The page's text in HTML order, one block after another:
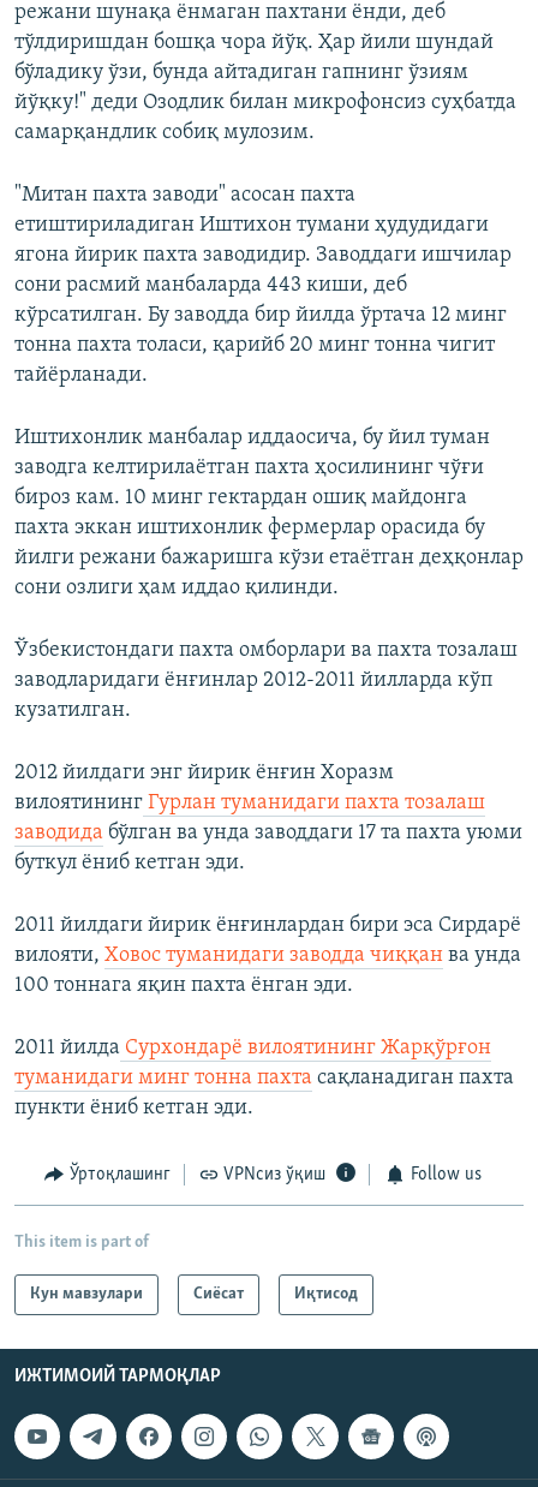
режани шунақа ёнмаган пахтани ёнди, деб
тўлдиришдан бошқа чора йўқ. Ҳар йили шундай
бўладику ўзи, бунда айтадиган гапнинг ўзиям
йўқку!" деди Озодлик билан микрофонсиз суҳбатда
самарқандлик собиқ мулозим.
"Митан пахта заводи" асосан пахта
етиштириладиган Иштихон тумани ҳудудидаги
ягона йирик пахта заводидир. Заводдаги ишчилар
сони расмий манбаларда 443 киши, деб
кўрсатилган. Бу заводда бир йилда ўртача 12 минг
тонна пахта толаси, қарийб 20 минг тонна чигит
тайёрланади.
Иштихонлик манбалар иддаосича, бу йил туман
заводга келтирилаётган пахта ҳосилининг чўғи
бироз кам. 10 минг гектардан ошиқ майдонга
пахта эккан иштихонлик фермерлар орасида бу
йилги режани бажаришга кўзи етаётган деҳқонлар
сони озлиги ҳам иддао қилинди.
Ўзбекистондаги пахта омборлари ва пахта тозалаш
заводларидаги ёнғинлар 2012-2011 йилларда кўп
кузатилган.
2012 йилдаги энг йирик ёнғин Хоразм
вилоятининг Гурлан туманидаги пахта тозалаш
заводида бўлган ва унда заводдаги 17 та пахта уюми
буткул ëниб кетган эди.
2011 йилдаги йирик ёнғинлардан бири эса Сирдарё
вилояти, Ховос туманидаги заводда чиққан ва унда
100 тоннага яқин пахта ёнган эди.
2011 йилда Сурхондарё вилоятининг Жарқўрғон
туманидаги минг тонна пахта сақланадиган пахта
пункти ёниб кетган эди.
Ўртоқлашинг VPNсиз ўқиш Follow us
This item is part of
Кун мавзулари Сиёсат Иқтисод
ИЖТИМОИЙ ТАРМОҚЛАР